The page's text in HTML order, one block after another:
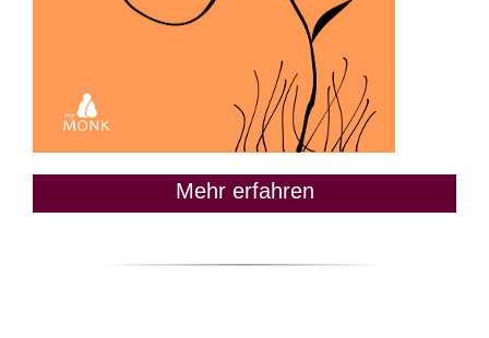
Mehr erfahren